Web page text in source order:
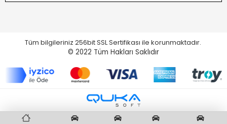
Tüm bilgileriniz 256bit SSL Sertifikası ile korunmaktadır.
© 2022 Tüm Hakları Saklıdır